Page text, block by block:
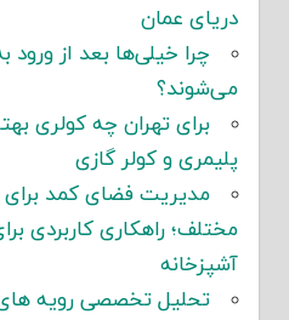
دریای عمان
چرا خیلی‌ها بعد از ورود
می‌شوند؟
برای تهران چه کولری
پلیمری و کولر گازی
مدیریت فضای کمد برای
مختلف؛ راهکاری کاربردی
آشپزخانه
تحلیل تخصصی رویه